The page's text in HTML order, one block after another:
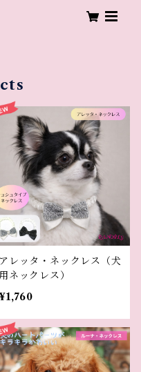
アレッタ・ネックレス（犬
用ネックレス）